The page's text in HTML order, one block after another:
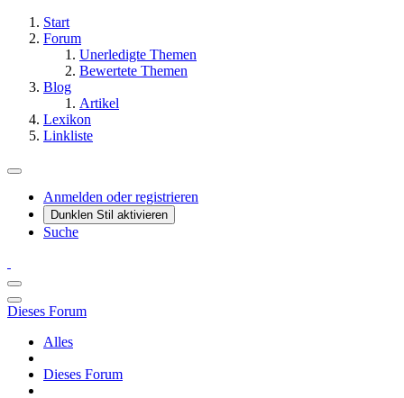
Start
Forum
Unerledigte Themen
Bewertete Themen
Blog
Artikel
Lexikon
Linkliste
Anmelden oder registrieren
Dunklen Stil aktivieren
Suche
Dieses Forum
Alles
Dieses Forum